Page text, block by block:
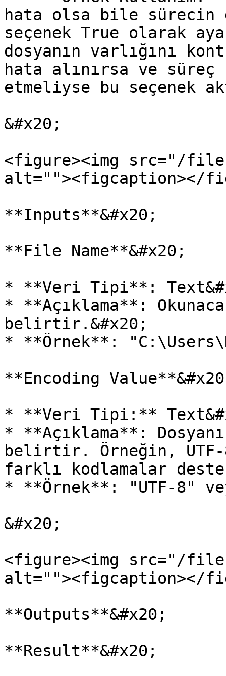
hata olsa bile sürecin
seçenek True olarak
dosyanın varlığını
hata alınırsa ve süreç
etmeliyse bu seçenek
&#x20;
<figure><img src="/files/
alt=""><figcaption></
**Inputs**&#x20;
**File Name**&#x20;
* **Veri Tipi**:
* **Açıklama**:
belirtir.&#x20;
* **Örnek**:
**Encoding
* **Veri Tipi:**
* **Açıklama**:
belirtir. Örneğin, UTF-
farklı kodlamalar
* **Örnek**: "UTF-8"
&#x20;
<figure><img src="/files/
alt=""><figcaption></
**Outputs**&#x20;
**Result**&#x20;